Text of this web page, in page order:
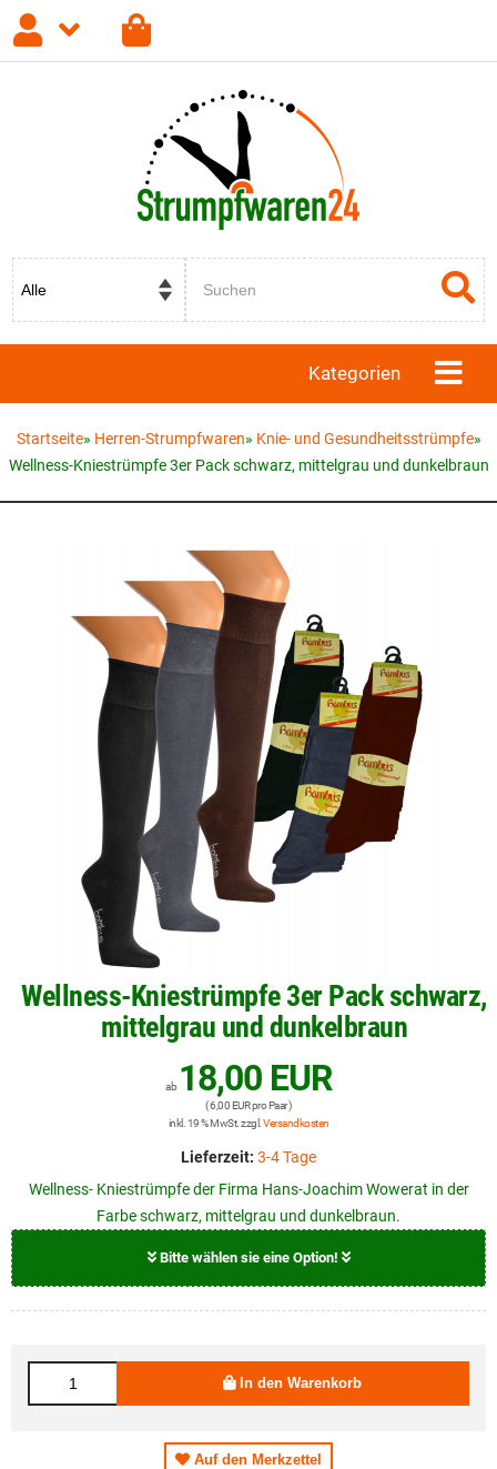
Registrieren Passwort vergessen?
Kategorien
Startseite» Herren-Strumpfwaren» Knie- und Gesundheitsstrümpfe»
Wellness-Kniestrümpfe 3er Pack schwarz, mittelgrau und dunkelbraun
Wellness-Kniestrümpfe 3er Pack schwarz,
mittelgrau und dunkelbraun
ab 18,00 EUR
( 6,00 EUR pro Paar )
inkl. 19 % MwSt. zzgl. Versandkosten
Lieferzeit: 3-4 Tage
Wellness- Kniestrümpfe der Firma Hans-Joachim Wowerat in der
Farbe schwarz, mittelgrau und dunkelbraun.
Bitte wählen sie eine Option!
39 - 42
43 - 46 18,00 EUR
In den Warenkorb
Auf den Merkzettel